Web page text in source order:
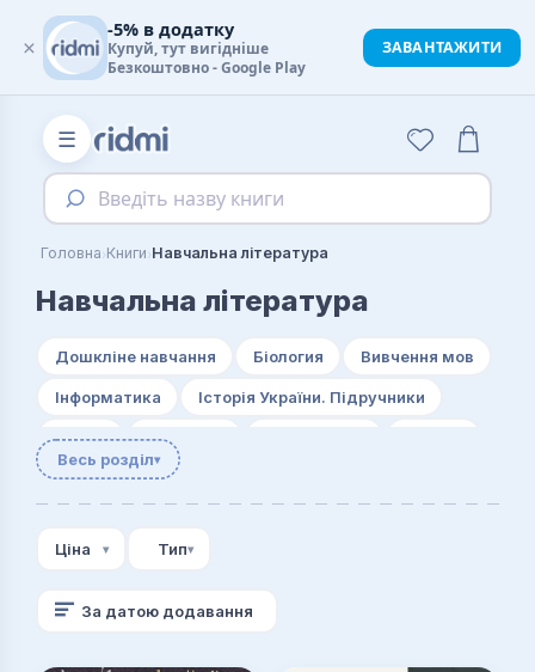
☰
Введіть назву книги
Головна›Книги›Навчальна література
Навчальна література
Дошкліне навчання Біология Вивчення мов
Інформатика Історія України. Підручники
Логіка Логістика
Рідна мова
Економіка
Весь розділ▾
Ціна Тип
За датою додавання
×
-5% в додатку
Купуй, тут вигідніше
Безкоштовно - Google Play
ЗАВАНТАЖИТИ